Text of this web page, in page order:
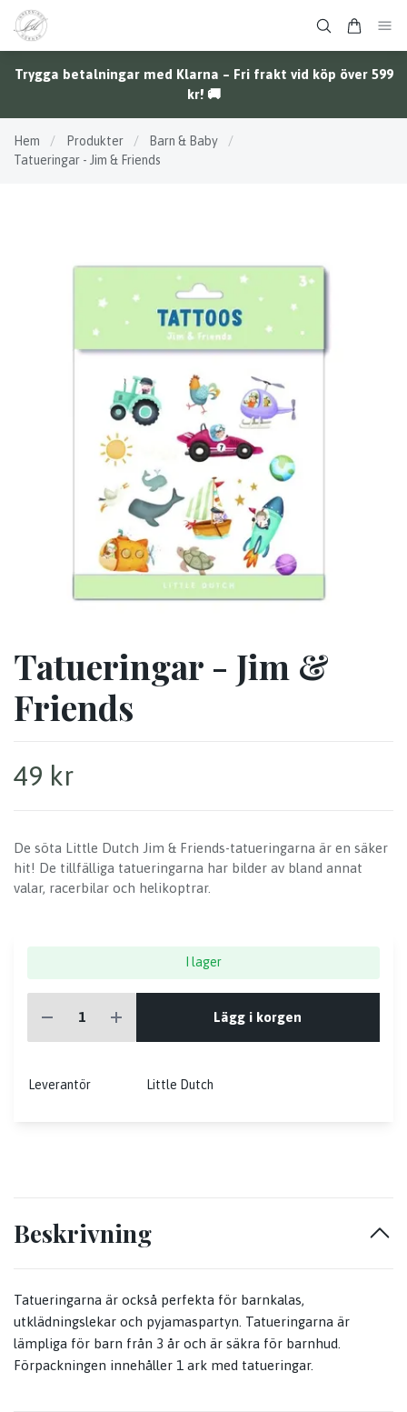
Trygga betalningar med Klarna – Fri frakt vid köp över 599
kr! 🚚
Hem / Produkter / Barn & Baby
/
Tatueringar - Jim & Friends
Tatueringar - Jim &
Friends
49 kr
De söta Little Dutch Jim & Friends-tatueringarna är en säker
hit! De tillfälliga tatueringarna har bilder av bland annat
valar, racerbilar och helikoptrar.
I lager
Lägg i korgen
Leverantör Little Dutch
Beskrivning
Tatueringarna är också perfekta för barnkalas,
utklädningslekar och pyjamaspartyn. Tatueringarna är
lämpliga för barn från 3 år och är säkra för barnhud.
Förpackningen innehåller 1 ark med tatueringar.